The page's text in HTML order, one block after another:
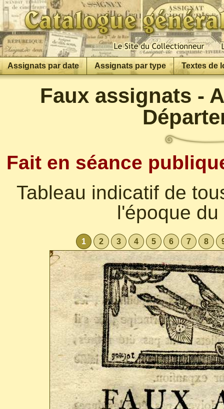
Assignats par date Assignats par type Textes de
Faux assignats -
Fait en séance
Tableau indicatif de
l'époque
1 2 3 4 5 6 7 8